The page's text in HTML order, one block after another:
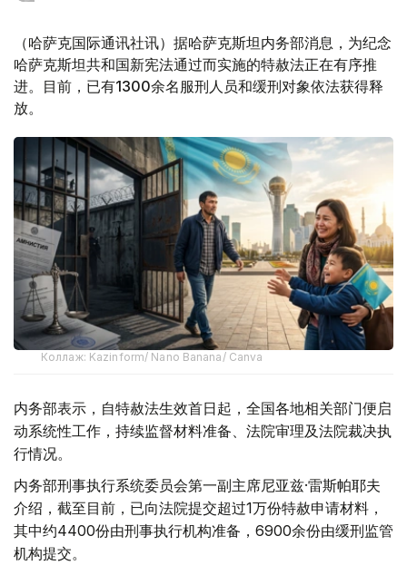
（哈萨克国际通讯社讯）据哈萨克斯坦内务部消息，为纪念
哈萨克斯坦共和国新宪法通过而实施的特赦法正在有序推
进。目前，已有1300余名服刑人员和缓刑对象依法获得释
放。
Коллаж: Kazinform/ Nano Banana/ Canva
内务部表示，自特赦法生效首日起，全国各地相关部门便启
动系统性工作，持续监督材料准备、法院审理及法院裁决执
行情况。
内务部刑事执行系统委员会第一副主席尼亚兹·雷斯帕耶夫
介绍，截至目前，已向法院提交超过1万份特赦申请材料，
其中约4400份由刑事执行机构准备，6900余份由缓刑监管
机构提交。